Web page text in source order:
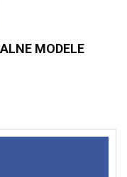
MODELE